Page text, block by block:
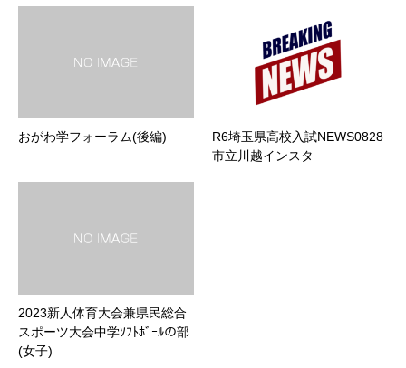
おがわ学フォーラム(後編)
R6埼玉県高校入試NEWS0828
市立川越インスタ
2023新人体育大会兼県民総合
スポーツ大会中学ｿﾌﾄﾎﾞｰﾙの部
(女子)